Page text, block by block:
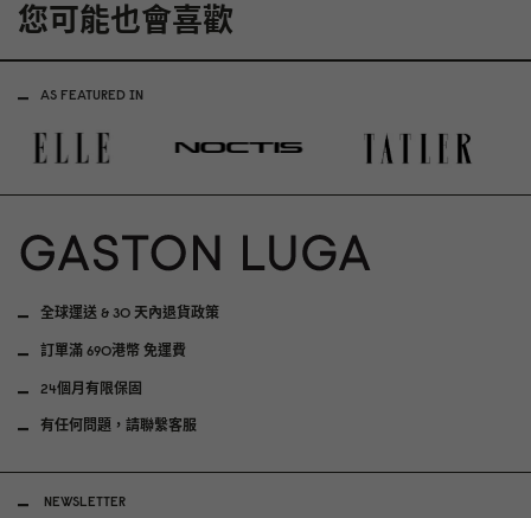
您可能也會喜歡
AS FEATURED IN
全球運送 & 30 天內退貨政策
訂單滿 690港幣 免運費
24個月有限保固
有任何問題，請聯繫客服
NEWSLETTER